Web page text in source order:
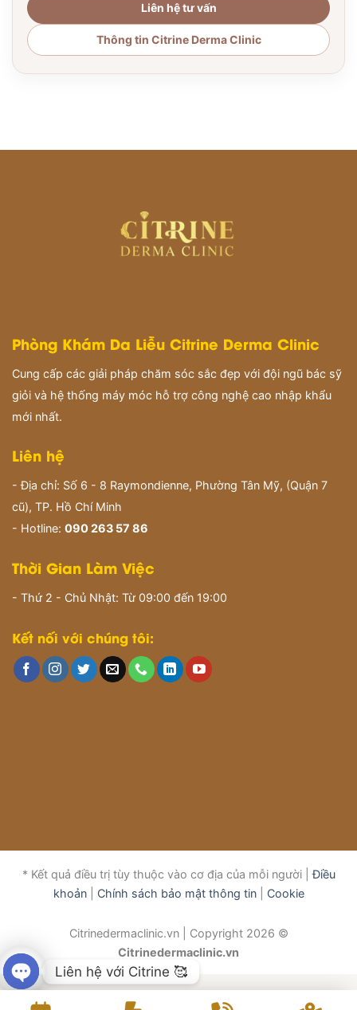
Liên hệ tư vấn
Thông tin Citrine Derma Clinic
Phòng Khám Da Liễu Citrine Derma Clinic
Cung cấp các giải pháp chăm sóc sắc đẹp với đội ngũ bác sỹ
giỏi và hệ thống máy móc hỗ trợ công nghệ cao nhập khẩu
mới nhất.
Liên hệ
- Địa chỉ: Số 6 - 8 Raymondienne, Phường Tân Mỹ, (Quận 7
cũ), TP. Hồ Chí Minh
- Hotline: 090 263 57 86
Thời Gian Làm Việc
- Thứ 2 - Chủ Nhật: Từ 09:00 đến 19:00
Kết nối với chúng tôi:
* Kết quả điều trị tùy thuộc vào cơ địa của mỗi người |Điều
khoản| Chính sách bảo mật thông tin| Cookie
Citrinedermaclinic.vn | Copyright 2026 ©
Citrinedermaclinic.vn
Liên hệ với Citrine 🥰
OPEN